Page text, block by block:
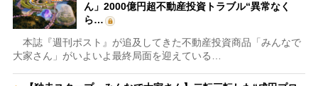
ん」2000億円超不動産投資トラブル“異常なく
ら…
本誌『週刊ポスト』が追及してきた不動産投資商品「みんなで
大家さん」がいよいよ最終局面を迎えている…